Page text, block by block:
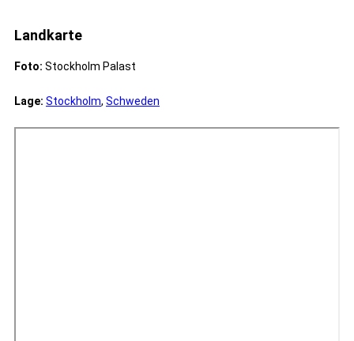
Landkarte
Foto: Stockholm Palast
Lage: Stockholm, Schweden